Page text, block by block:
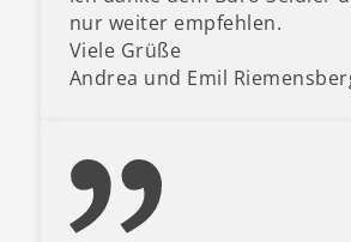
nur weiter empfehlen.
Viele Grüße
Andrea und Emil